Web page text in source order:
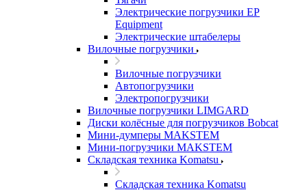
Электрические погрузчики EP
Equipment
Электрические штабелеры
Вилочные погрузчики
Вилочные погрузчики
Автопогрузчики
Электропогрузчики
Вилочные погрузчики LIMGARD
Диски колёсные для погрузчиков Bobcat
Мини-думперы MAKSTEM
Мини-погрузчики MAKSTEM
Складская техника Komatsu
Складская техника Komatsu